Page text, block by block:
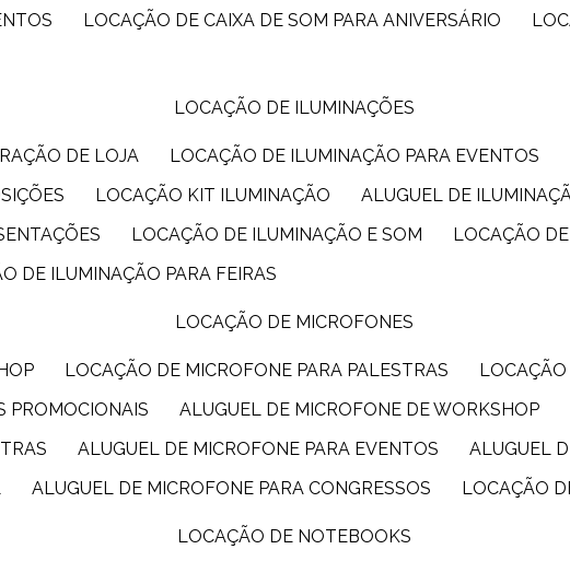
LOCAÇÃO DE CAIXA DE SOM PARA ANIVERSÁRIO
LOCAÇÃO DE ILUMINAÇÕES
DE LOJA
LOCAÇÃO DE ILUMINAÇÃO PARA EVENTOS
LOCAÇÃO KIT ILUMINAÇÃO
ALUGUEL DE
LOCAÇÃO DE ILUMINAÇÃO E SOM
LOCAÇÃO
DE ILUMINAÇÃO PARA FEIRAS
LOCAÇÃO DE MICROFONES
LOCAÇÃO DE MICROFONE PARA PALESTRAS
PROMOCIONAIS
ALUGUEL DE MICROFONE DE WORKSHOP
ALUGUEL DE MICROFONE PARA EVENTOS
ALUGUEL
ALUGUEL DE MICROFONE PARA CONGRESSOS LOCAÇÃO
LOCAÇÃO DE NOTEBOOKS